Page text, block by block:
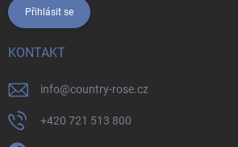
Přihlásit se
KONTAKT
info@country-rose.cz
+420 721 513 800